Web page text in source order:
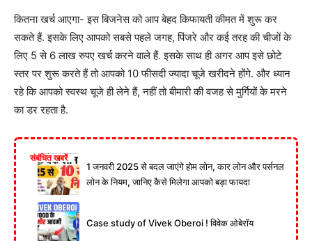
कितना खर्च आएगा- इस बिजनेस को आप बेहद किफायती कीमत में शुरू कर
सकते हैं. इसके लिए आपको सबसे पहले जगह, पिंजरे और कई तरह की चीजों के
लिए 5 से 6 लाख रुपए खर्च करने वाले हैं. इसके साथ ही अगर आप इसे छोटे
स्तर पर शुरू करते हैं तो आपको 10 फीसदी ज्यादा चूजे खरीदने होंगे. और ध्यान
रहे कि आपको स्वस्थ चूजे ही लेने हैं, नहीं तो बीमारी की वजह से मुर्गियों के मरने
का डर रहता है.
संबंधित खबरें
1 जनवरी 2025 से बदल जाएंगे होम लोन, कार लोन और पर्सनल
लोन के नियम, जानिए कैसे मिलेगा आपको बड़ा फायदा
Case study of Vivek Oberoi ! विवेक ओबेरॉय